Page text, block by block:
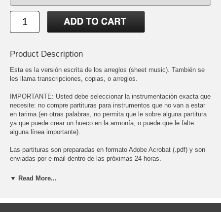
Product Description
Esta es la versión escrita de los arreglos (sheet music). También se
les llama transcripciones, copias, o arreglos.
IMPORTANTE: Usted debe seleccionar la instrumentación exacta que
necesite: no compre partituras para instrumentos que no van a estar
en tarima (en otras palabras, no permita que le sobre alguna partitura
ya que puede crear un hueco en la armonía, o puede que le falte
alguna línea importante).
Las partituras son preparadas en formato Adobe Acrobat (.pdf) y son
enviadas por e-mail dentro de las próximas 24 horas.
Para poder abrir el archivo PDF necesita tener instalado el Adobe
▼ Read More...